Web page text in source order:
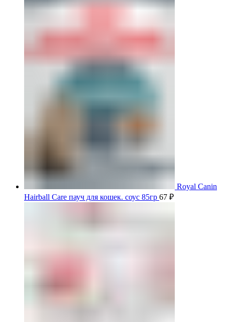
Royal Canin
Hairball Care пауч для кошек. соус 85гр 67 ₽